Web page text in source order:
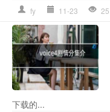
fy 11-23 25
下载的...